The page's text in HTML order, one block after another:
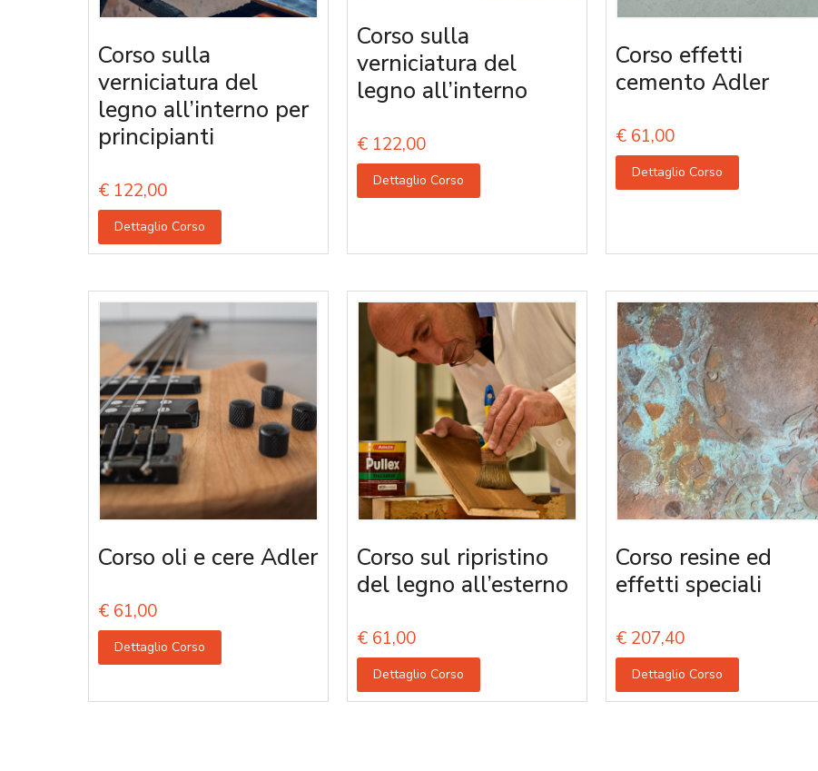
Corso sulla
verniciatura del
legno all’interno per
principianti
€ 122,00
Dettaglio Corso
Corso sulla
verniciatura del
legno all’interno
€ 122,00
Dettaglio Corso
Corso effetti
cemento Adler
€ 61,00
Dettaglio Corso
Corso oli e cere Adler
€ 61,00
Dettaglio Corso
Corso sul ripristino
del legno all’esterno
€ 61,00
Dettaglio Corso
Corso resine ed
effetti speciali
€ 207,40
Dettaglio Corso